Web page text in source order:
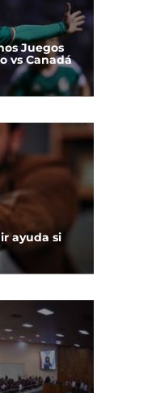
Juegos
vs Canadá
ayuda si